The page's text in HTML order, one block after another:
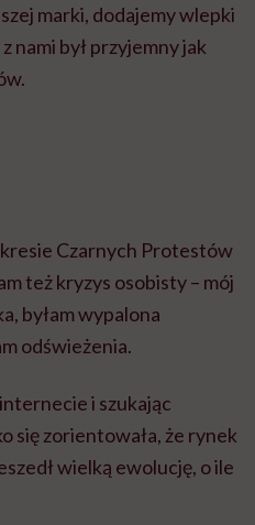
marki, dodajemy wlepki
nami był przyjemny jak
Czarnych Protestów
też kryzys osobisty – mój
byłam wypalona
odświeżenia.
i szukając
się zorientowała, że rynek
wielką ewolucję, o ile